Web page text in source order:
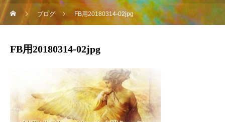
ブログ FB用20180314-02jpg
FB用20180314-02jpg